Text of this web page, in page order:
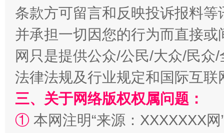
阿坝州三大球赛在茂县开幕 规模
条款方可留言和反映投诉报料
并承担一切因您的行为而直接
网只是提供公众/公民/大众/民
法律法规及行业规定和国际互
三、关于网络版权权属问题：
① 本网注明“来源：XXXXXXX